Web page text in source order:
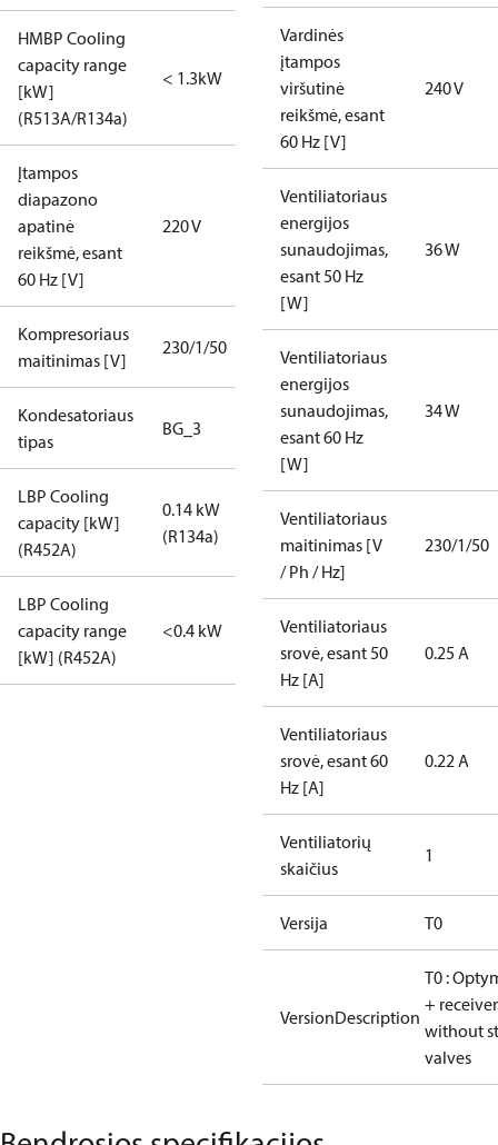
HMBP Cooling
capacity range
[kW]
(R513A/R134a)
< 1.3kW
Įtampos
diapazono
apatinė
reikšmė, esant
60 Hz [V]
220 V
Kompresoriaus
maitinimas [V]
230/1/50
Kondesatoriaus
tipas
BG_3
LBP Cooling
capacity [kW]
(R452A)
0.14 kW
(R134a)
LBP Cooling
capacity range
[kW] (R452A)
<0.4 kW
Vardinės
įtampos
viršutinė
reikšmė, esant
60 Hz [V]
240 V
Ventiliatoriaus
energijos
sunaudojimas,
esant 50 Hz
[W]
36 W
Ventiliatoriaus
energijos
sunaudojimas,
esant 60 Hz
[W]
34 W
Ventiliatoriaus
maitinimas [V
/ Ph / Hz]
230/1/50
Ventiliatoriaus
srovė, esant 50
Hz [A]
0.25 A
Ventiliatoriaus
srovė, esant 60
Hz [A]
0.22 A
Ventiliatorių
skaičius
1
Versija T0
VersionDescription
T0 :
+ receiver
without
valves